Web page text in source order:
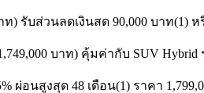
ท) รับส่วนลดเงินสด 90,000 บาท(1)
บาท) คุ้มค่ากับ SUV
ผ่อนสูงสุด 48 เดือน(1) ราคา